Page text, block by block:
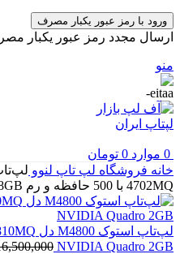
ورود با رمز عبور یکبار مصرف
ارسال مجدد رمز عبور یکبار
منو
0 موارد 0 تومان
خانه فروشگاه لپ تاپ لنوو
4702MQ با 500 حافظه و رم 8GB
NVIDIA Quadro 2GB